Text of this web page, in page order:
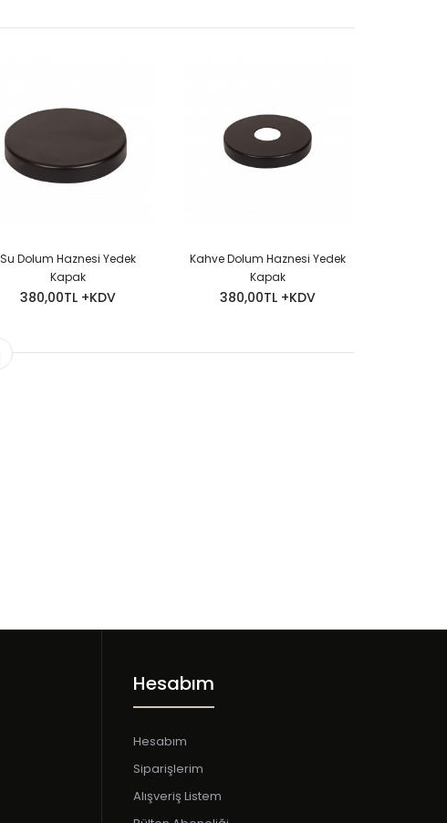
Su Dolum Haznesi Yedek
Kapak
380,00TL +KDV
Kahve Dolum Haznesi Yedek
Kapak
380,00TL +KDV
Hesabım
Hesabım
Siparişlerim
Alışveriş Listem